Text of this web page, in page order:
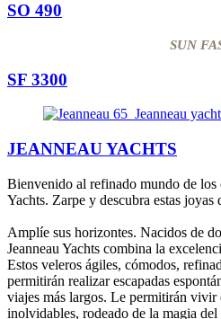
SO 490
SUN
SF 3300
JEANNEAU YACHTS
Bienvenido al refinado mundo de los
Yachts. Zarpe y descubra estas joyas
Amplíe sus horizontes. Nacidos de
Jeanneau Yachts combina la
Estos veleros ágiles, cómodos,
permitirán realizar escapadas
viajes más largos. Le permitirán vivir
inolvidables, rodeado de la magia del